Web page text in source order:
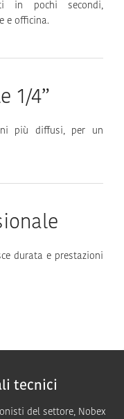
in pochi secondi,
e officina.
1/4”
più diffusi, per un
durata e prestazioni
tecnici
del settore, Nobex